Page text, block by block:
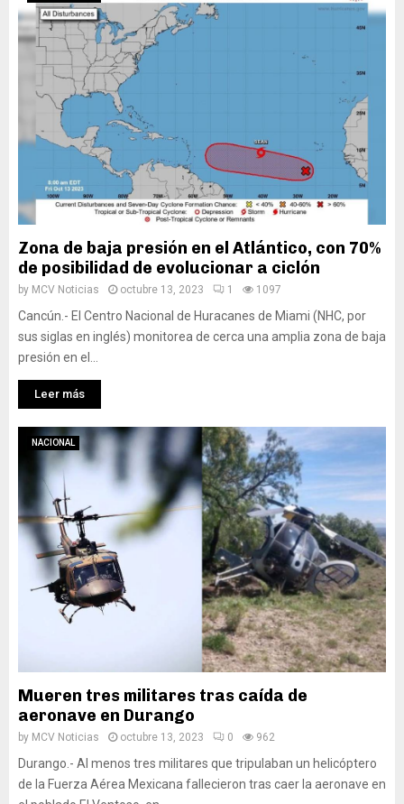
Zona de baja presión en el Atlántico, con 70%
de posibilidad de evolucionar a ciclón
by MCV Noticias octubre 13, 2023 1 1097
Cancún.- El Centro Nacional de Huracanes de Miami (NHC, por
sus siglas en inglés) monitorea de cerca una amplia zona de baja
presión en el...
Leer más
NACIONAL
Mueren tres militares tras caída de
aeronave en Durango
by MCV Noticias octubre 13, 2023 0 962
Durango.- Al menos tres militares que tripulaban un helicóptero
de la Fuerza Aérea Mexicana fallecieron tras caer la aeronave en